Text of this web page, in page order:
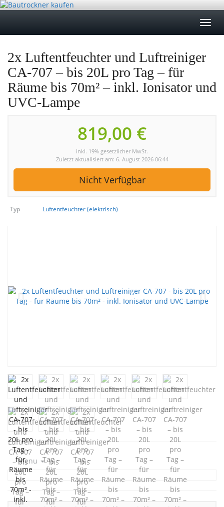
Skip
content
2x Luftentfeuchter und Luftreiniger
CA-707 – bis 20L pro Tag – für
Räume bis 70m² – inkl. Ionisator und
UVC-Lampe
819,00 €
inkl. 19% gesetzlicher MwSt.
Zuletzt aktualisiert am: 6. August 2026 06:44
Nicht Verfügbar
Typ Luftentfeuchter (elektrisch)
Menu